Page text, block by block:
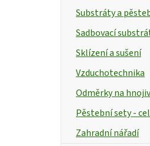
Substráty a
Sadbovací
Sklízení a sušení
Vzduchotechnika
Odměrky na
Pěstební sety -
Zahradní nářadí